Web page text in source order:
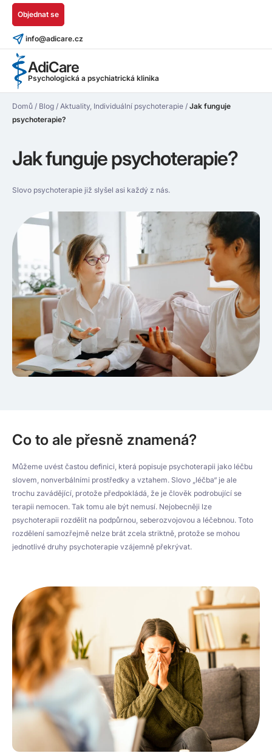
AdiCare
Psychologická a psychiatrická klinika
Objednat se
info@adicare.cz
Domů / Blog / Aktuality, Individuální psychoterapie / Jak funguje
psychoterapie?
Jak funguje psychoterapie?
Slovo psychoterapie již slyšel asi každý z nás.
Co to ale přesně znamená?
Můžeme uvést častou definici, která popisuje psychoterapii jako léčbu
slovem, nonverbálními prostředky a vztahem. Slovo „léčba“ je ale
trochu zavádějící, protože předpokládá, že je člověk podrobující se
terapii nemocen. Tak tomu ale být nemusí. Nejobecněji lze
psychoterapii rozdělit na podpůrnou, seberozvojovou a léčebnou. Toto
rozdělení samozřejmě nelze brát zcela striktně, protože se mohou
jednotlivé druhy psychoterapie vzájemně překrývat.